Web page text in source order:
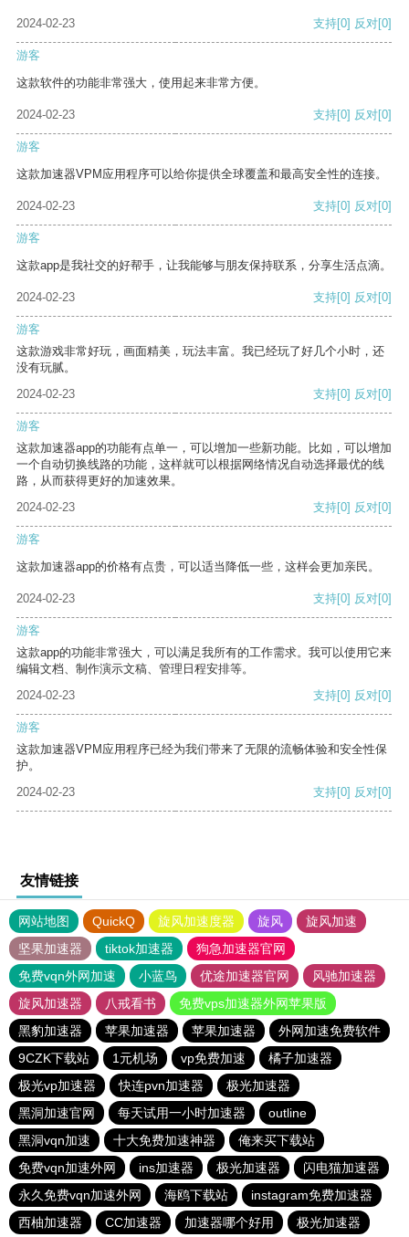
2024-02-23 支持[0] 反对[0]
游客
这款软件的功能非常强大，使用起来非常方便。
2024-02-23 支持[0] 反对[0]
游客
这款加速器VPM应用程序可以给你提供全球覆盖和最高安全性的连接。
2024-02-23 支持[0] 反对[0]
游客
这款app是我社交的好帮手，让我能够与朋友保持联系，分享生活点滴。
2024-02-23 支持[0] 反对[0]
游客
这款游戏非常好玩，画面精美，玩法丰富。我已经玩了好几个小时，还
没有玩腻。
2024-02-23
支持[0] 反对[0]
游客
这款加速器app的功能有点单一，可以增加一些新功能。比如，可以增加
一个自动切换线路的功能，这样就可以根据网络情况自动选择最优的线
路，从而获得更好的加速效果。
2024-02-23
支持[0] 反对[0]
游客
这款加速器app的价格有点贵，可以适当降低一些，这样会更加亲民。
2024-02-23 支持[0] 反对[0]
游客
这款app的功能非常强大，可以满足我所有的工作需求。我可以使用它来
编辑文档、制作演示文稿、管理日程安排等。
2024-02-23
支持[0] 反对[0]
游客
这款加速器VPM应用程序已经为我们带来了无限的流畅体验和安全性保
护。
2024-02-23
支持[0] 反对[0]
友情链接
网站地图 QuickQ 旋风加速度器 旋风
旋风加速
坚果加速器
tiktok加速器
狗急加速器官网
免费vqn外网加速
小蓝鸟 优途加速器官网
风驰加速器
旋风加速器
八戒看书
免费vps加速器外网苹果版
黑豹加速器
苹果加速器 苹果加速器
外网加速免费软件
9CZK下载站
1元机场 vp免费加速
橘子加速器
极光vp加速器
快连pvn加速器
极光加速器
黑洞加速官网
每天试用一小时加速器
outline
黑洞vqn加速
十大免费加速神器
俺来买下载站
免费vqn加速外网
ins加速器 极光加速器
闪电猫加速器
永久免费vqn加速外网
海鸥下载站
instagram免费加速器
西柚加速器
CC加速器 加速器哪个好用 极光加速器